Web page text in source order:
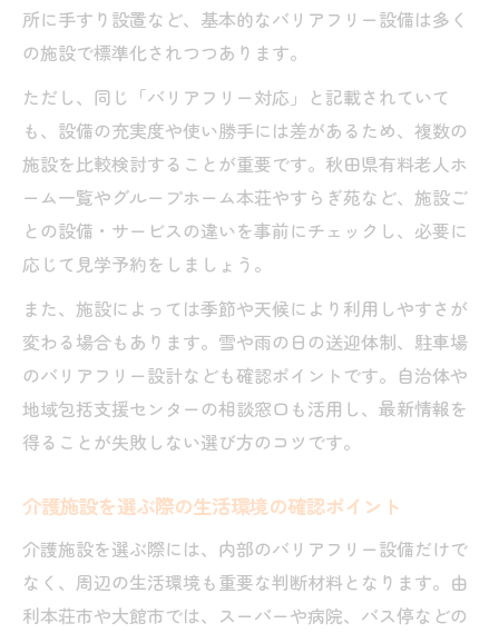
所に手すり設置など、基本的なバリアフリー設備は多く
の施設で標準化されつつあります。
ただし、同じ「バリアフリー対応」と記載されていて
も、設備の充実度や使い勝手には差があるため、複数の
施設を比較検討することが重要です。秋田県有料老人ホ
ーム一覧やグループホーム本荘やすらぎ苑など、施設ご
との設備・サービスの違いを事前にチェックし、必要に
応じて見学予約をしましょう。
また、施設によっては季節や天候により利用しやすさが
変わる場合もあります。雪や雨の日の送迎体制、駐車場
のバリアフリー設計なども確認ポイントです。自治体や
地域包括支援センターの相談窓口も活用し、最新情報を
得ることが失敗しない選び方のコツです。
介護施設を選ぶ際の生活環境の確認ポイント
介護施設を選ぶ際には、内部のバリアフリー設備だけで
なく、周辺の生活環境も重要な判断材料となります。由
利本荘市や大館市では、スーパーや病院、バス停などの